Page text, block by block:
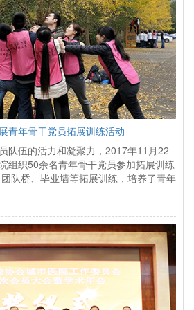
青年骨干党员拓展训练活动
队伍的活力和凝聚力，2017年11月22
组织50余名青年骨干党员参加拓展训练
队桥、毕业墙等拓展训练，培养了青年